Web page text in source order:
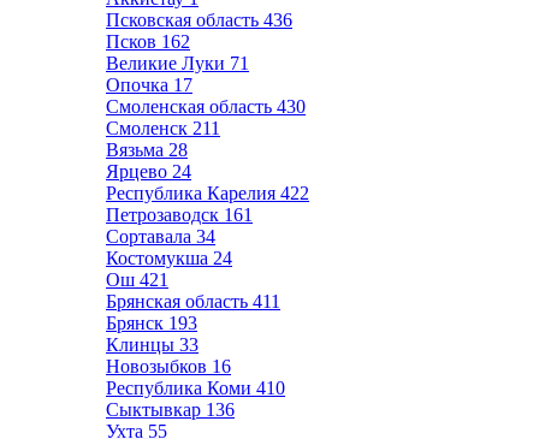
Псковская область 436
Псков 162
Великие Луки 71
Опочка 17
Смоленская область 430
Смоленск 211
Вязьма 28
Ярцево 24
Республика Карелия 422
Петрозаводск 161
Сортавала 34
Костомукша 24
Ош 421
Брянская область 411
Брянск 193
Клинцы 33
Новозыбков 16
Республика Коми 410
Сыктывкар 136
Ухта 55